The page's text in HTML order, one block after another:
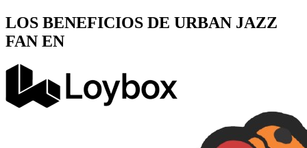
LOS BENEFICIOS DE URBAN JAZZ
FAN EN